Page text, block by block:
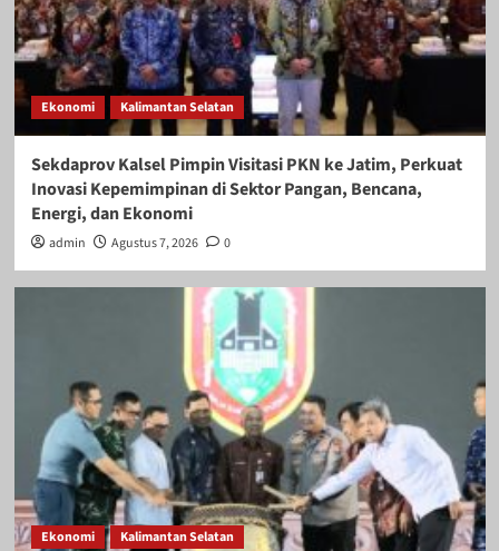
Ekonomi Kalimantan Selatan
Sekdaprov Kalsel Pimpin Visitasi PKN ke Jatim, Perkuat
Inovasi Kepemimpinan di Sektor Pangan, Bencana,
Energi, dan Ekonomi
admin Agustus 7, 2026 0
Ekonomi Kalimantan Selatan